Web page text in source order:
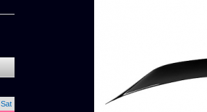
Sat